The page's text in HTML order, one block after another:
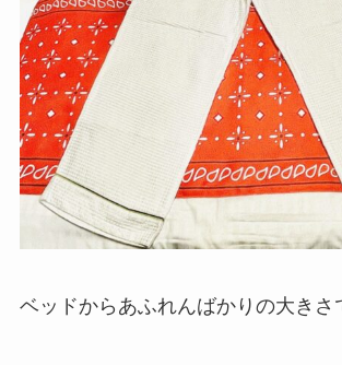
ベッドからあふれんばかりの大きさ